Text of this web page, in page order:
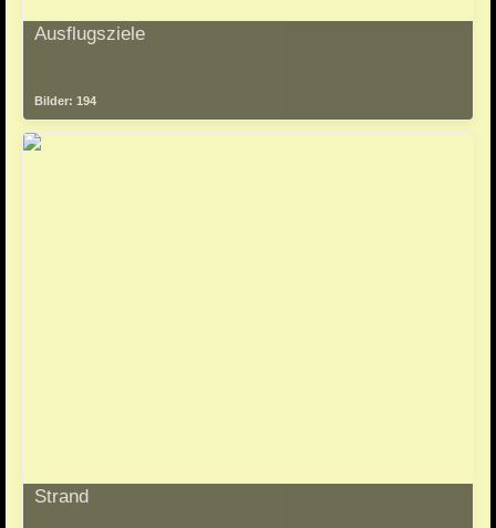
Ausflugsziele
Bilder: 194
Strand